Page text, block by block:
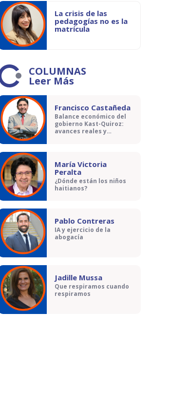
La crisis de las
pedagogías no es la
matrícula
COLUMNAS
Leer Más
Francisco Castañeda
Balance económico del
gobierno Kast-Quiroz:
avances reales y
María Victoria
Peralta
¿Dónde están los niños
haitianos?
Pablo Contreras
IA y ejercicio de la
abogacía
Jadille Mussa
Que respiramos cuando
respiramos